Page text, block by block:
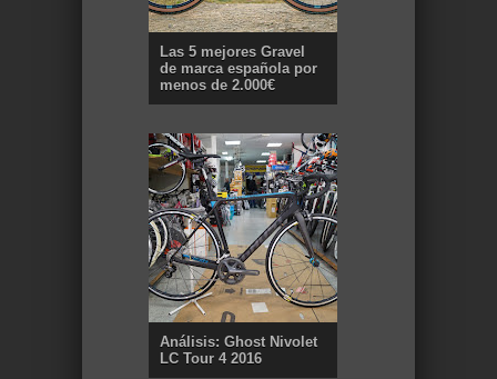
Las 5 mejores Gravel
de marca española por
menos de 2.000€
Análisis: Ghost Nivolet
LC Tour 4 2016